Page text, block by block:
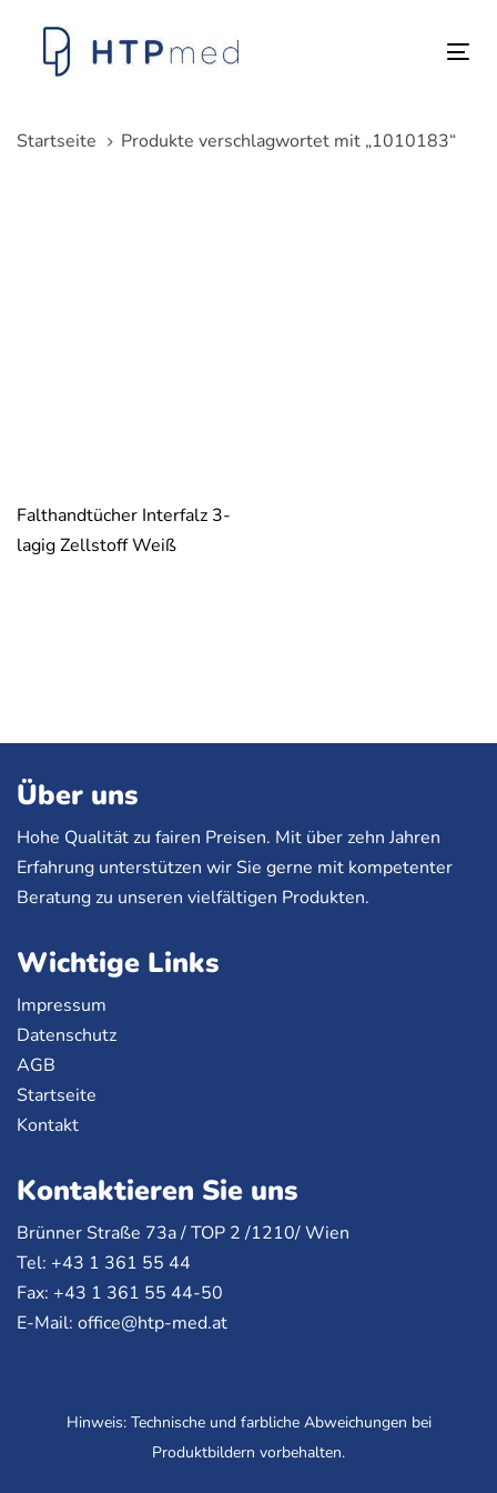
überspringen
springen
Startseite
Produkte verschlagwortet mit „1010183“
Falthandtücher Interfalz 3-
lagig Zellstoff Weiß
Über uns
Hohe Qualität zu fairen Preisen. Mit über zehn Jahren
Erfahrung unterstützen wir Sie gerne mit kompetenter
Beratung zu unseren vielfältigen Produkten.
Wichtige Links
Impressum
Datenschutz
AGB
Startseite
Kontakt
Kontaktieren Sie uns
Brünner Straße 73a /TOP 2 /1210/ Wien
Tel: +43 1 361 55 44
Fax: +43 1 361 55 44-50
E-Mail: office@htp-med.at
Hinweis: Technische und farbliche Abweichungen bei
Produktbildern vorbehalten.